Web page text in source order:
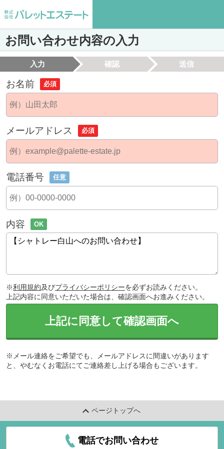
お問い合わせ内容の入力
入力 確認 送信
お名前 必須
メールアドレス 必須
電話番号 任意
内容 OK
※利用規約及びプライバシーポリシーを必ずお読みください。
上記内容に同意いただいた場合は、確認画面へお進みください。
上記に同意して確認画面へ
※メール連絡をご希望でも、メールアドレスに間違いがあります
と、やむなくお電話にてご連絡差し上げる場合もございます。
ページトップへ
電話でお問い合わせ